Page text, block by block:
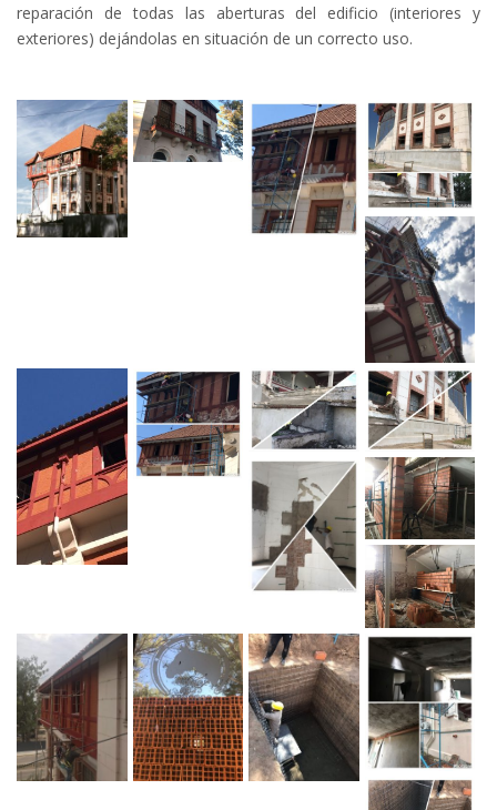
reparación de todas las aberturas del edificio (interiores y
exteriores) dejándolas en situación de un correcto uso.